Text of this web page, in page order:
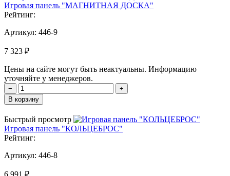
Игровая панель "МАГНИТНАЯ ДОСКА"
Рейтинг:
Артикул: 446-9
7 323 ₽
Цены на сайте могут быть неактуальны. Информацию
уточняйте у менеджеров.
−
+
В корзину
Быстрый просмотр
Игровая панель "КОЛЬЦЕБРОС"
Рейтинг:
Артикул: 446-8
6 991 ₽